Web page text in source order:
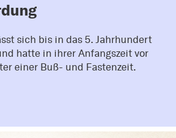
sich bis in das 5. Jahrhundert
hatte in ihrer Anfangszeit vor
einer Buß- und Fastenzeit.